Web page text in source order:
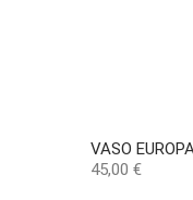
VASO
Preço
45,00 €